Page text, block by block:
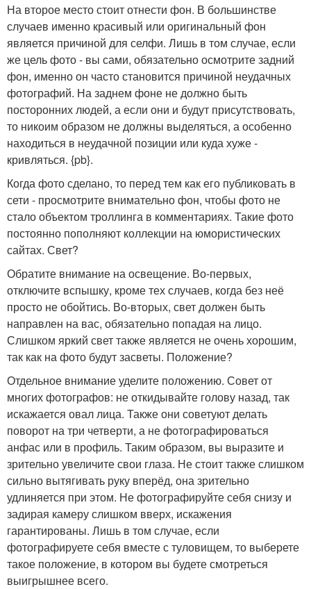
На второе место стоит отнести фон. В большинстве
случаев именно красивый или оригинальный фон
является причиной для селфи. Лишь в том случае, если
же цель фото - вы сами, обязательно осмотрите задний
фон, именно он часто становится причиной неудачных
фотографий. На заднем фоне не должно быть
посторонних людей, а если они и будут присутствовать,
то никоим образом не должны выделяться, а особенно
находиться в неудачной позиции или куда хуже -
кривляться. {pb}.
Когда фото сделано, то перед тем как его публиковать в
сети - просмотрите внимательно фон, чтобы фото не
стало объектом троллинга в комментариях. Такие фото
постоянно пополняют коллекции на юмористических
сайтах. Свет?
Обратите внимание на освещение. Во-первых,
отключите вспышку, кроме тех случаев, когда без неё
просто не обойтись. Во-вторых, свет должен быть
направлен на вас, обязательно попадая на лицо.
Слишком яркий свет также является не очень хорошим,
так как на фото будут засветы. Положение?
Отдельное внимание уделите положению. Совет от
многих фотографов: не откидывайте голову назад, так
искажается овал лица. Также они советуют делать
поворот на три четверти, а не фотографироваться
анфас или в профиль. Таким образом, вы выразите и
зрительно увеличите свои глаза. Не стоит также слишком
сильно вытягивать руку вперёд, она зрительно
удлиняется при этом. Не фотографируйте себя снизу и
задирая камеру слишком вверх, искажения
гарантированы. Лишь в том случае, если
фотографируете себя вместе с туловищем, то выберете
такое положение, в котором вы будете смотреться
выигрышнее всего.